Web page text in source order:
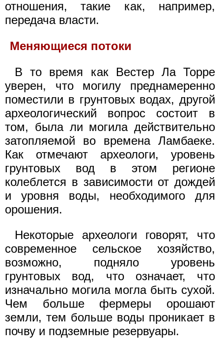
отношения, такие как, например,
передача власти.
Меняющиеся потоки
В то время как Вестер Ла Торре
уверен, что могилу преднамеренно
поместили в грунтовых водах, другой
археологический вопрос состоит в
том, была ли могила действительно
затопляемой во времена Ламбаеке.
Как отмечают археологи, уровень
грунтовых вод в этом регионе
колеблется в зависимости от дождей
и уровня воды, необходимого для
орошения.
Некоторые археологи говорят, что
современное сельское хозяйство,
возможно, подняло уровень
грунтовых вод, что означает, что
изначально могила могла быть сухой.
Чем больше фермеры орошают
земли, тем больше воды проникает в
почву и подземные резервуары.